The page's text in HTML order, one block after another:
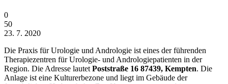
0
50
23. 7. 2020
Die Praxis für Urologie und Andrologie ist eines der führenden
Therapiezentren für Urologie- und Andrologiepatienten in der
Region. Die Adresse lautet Poststraße 16 87439, Kempten. Die
Anlage ist eine Kulturerbezone und liegt im Gebäude der